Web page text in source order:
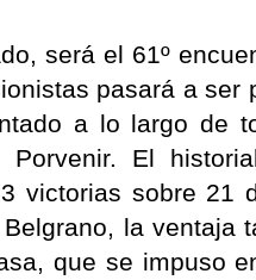
será el 61º
pasará a
a lo largo de
Porvenir. El
victorias sobre 21
la ventaja
que se impuso